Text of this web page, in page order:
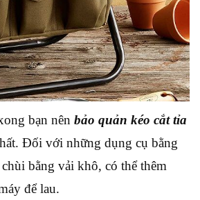
bạn nên bảo quản kéo cắt tỉa
Đối với những dụng cụ bằng
bằng vải khô, có thể thêm
để lau.